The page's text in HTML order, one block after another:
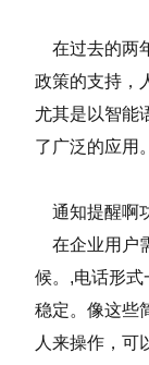
在过去的两
政策的支持，
尤其是以智能
了广泛的应用
通知提醒啊
在企业用户
候。,电话形
稳定。像这些
人来操作，可